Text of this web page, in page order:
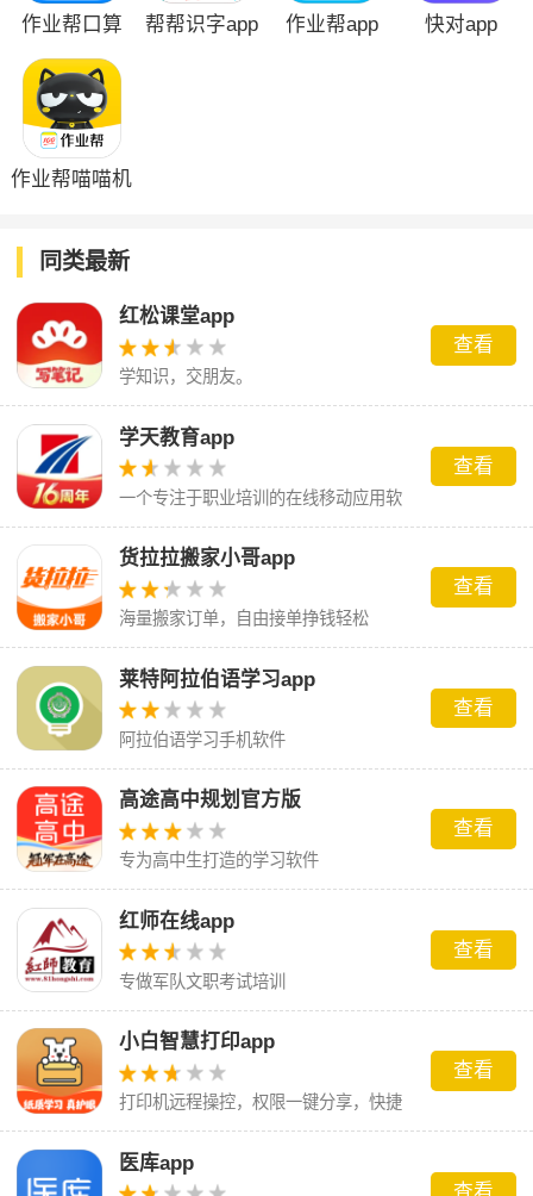
作业帮口算
帮帮识字app 作业帮app 快对app
作业帮喵喵机
同类最新
红松课堂app
学知识，交朋友。
查看
学天教育app
一个专注于职业培训的在线移动应用软
件
查看
货拉拉搬家小哥app
海量搬家订单，自由接单挣钱轻松
查看
莱特阿拉伯语学习app
阿拉伯语学习手机软件
查看
高途高中规划官方版
专为高中生打造的学习软件
查看
红师在线app
专做军队文职考试培训
查看
小白智慧打印app
打印机远程操控，权限一键分享，快捷
方便免费使用
查看
医库app